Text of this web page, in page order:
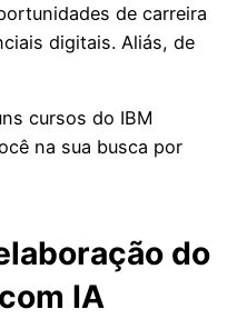
de carreira
digitais. Aliás, de
cursos do IBM
na sua busca por
do
IA